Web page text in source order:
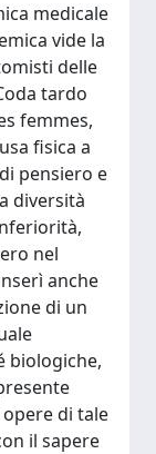
medicale
vide la
delle
tardo
femmes,
fisica a
pensiero e
diversità
nel
anche
di un
biologiche,
di tale
il sapere